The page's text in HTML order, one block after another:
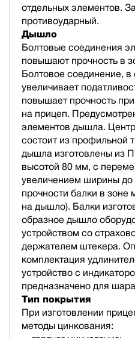
отдельных элементов.
противоударный.
Дышло
Болтовые соединения
повышают прочность в
Болтовое соединение, в
увеличивает
повышает прочность
на прицеп.
элементов дышла.
состоит из профильной
дышла изготовлены из
высотой 80 мм, с
увеличением ширины
прочности балки в зоне
на дышло). Балки
образное дышло
устройством со
держателем штекера.
комплектация
устройство с
предназначено для
Тип покрытия
При изготовлении
методы цинкования: